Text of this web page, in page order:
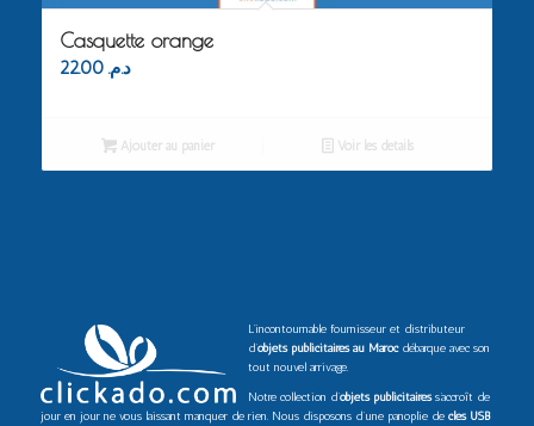
Casquette orange
د.م. 22.00
Ajouter au panier Voir les détails
L’incontournable fournisseur et distributeur
d’objets publicitaires au Marocdébarque avec son
tout nouvel arrivage.
Notre collection d’objets publicitairess’accroît de
jour en jour ne vous laissant manquer de rien. Nous disposons d’une panoplie de clés USB